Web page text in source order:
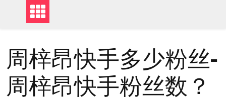
周梓昂快手多少粉丝-
周梓昂快手粉丝数？